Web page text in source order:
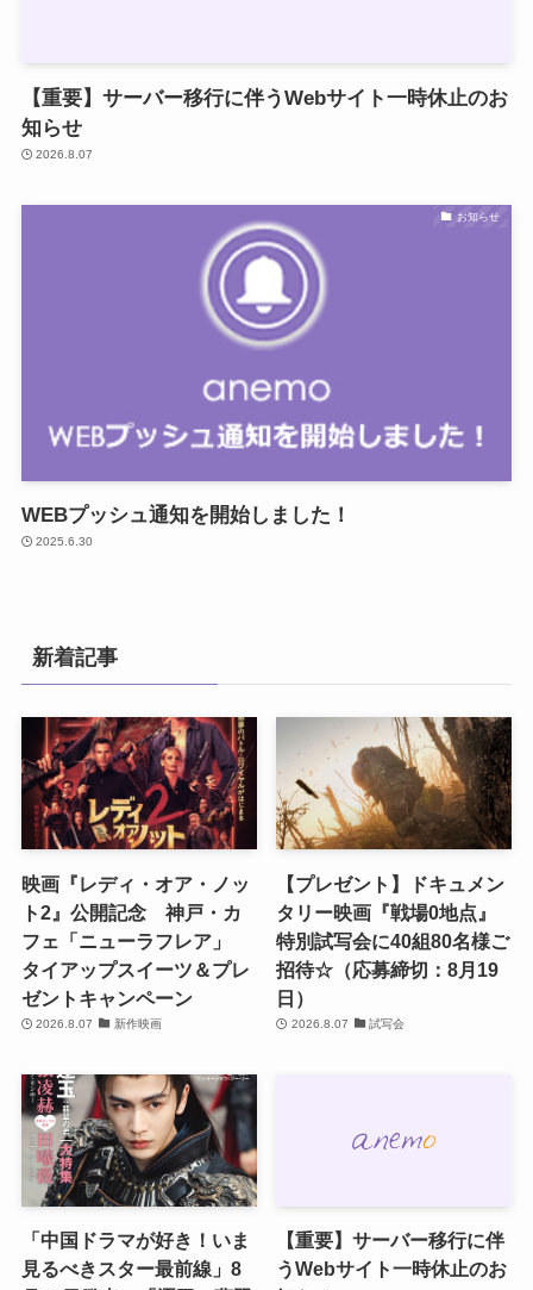
【重要】サーバー移行に伴うWebサイト一時休止のお
知らせ
2026.8.07
お知らせ
WEBプッシュ通知を開始しました！
2025.6.30
新着記事
映画『レディ・オア・ノッ
ト2』公開記念 神戸・カ
フェ「ニューラフレア」
タイアップスイーツ＆プレ
ゼントキャンペーン
2026.8.07 新作映画
【プレゼント】ドキュメン
タリー映画『戦場0地点』
特別試写会に40組80名様ご
招待☆（応募締切：8月19
日）
2026.8.07 試写会
「中国ドラマが好き！いま
見るべきスター最前線」8
【重要】サーバー移行に伴
うWebサイト一時休止のお